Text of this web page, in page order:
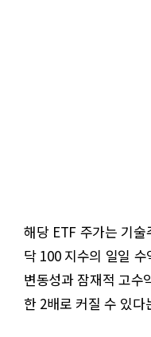
해당 ETF 주가는 기
닥 100 지수의 일일
변동성과 잠재적 고수
한 2배로 커질 수 있다